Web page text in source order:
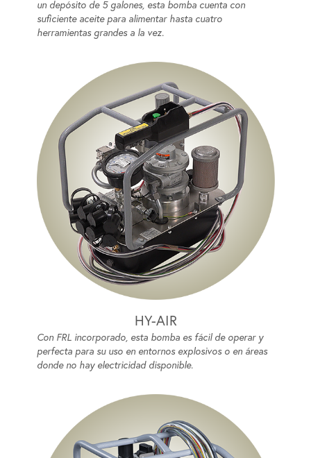
un depósito de 5 galones, esta bomba cuenta con
suficiente aceite para alimentar hasta cuatro
herramientas grandes a la vez.
HY-AIR
Con FRL incorporado, esta bomba es fácil de operar y
perfecta para su uso en entornos explosivos o en áreas
donde no hay electricidad disponible.